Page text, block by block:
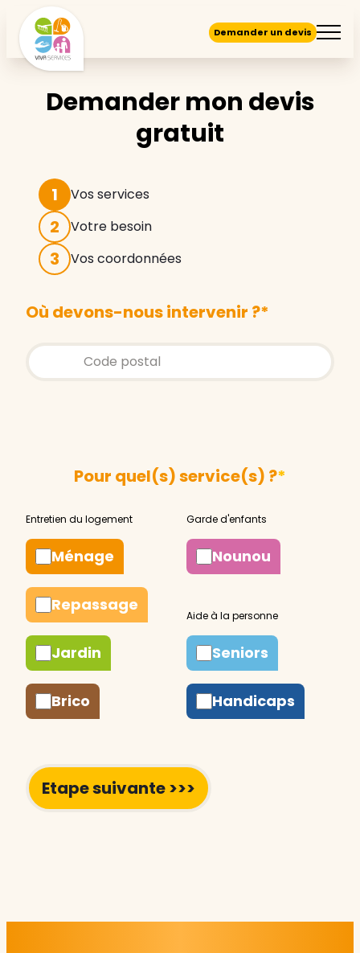
Demander un devis
Demander mon devis
gratuit
1 Vos services
2 Votre besoin
3 Vos coordonnées
Où devons-nous intervenir ?*
Store locator global - Autocompletion
Rechercher
Pour quel(s) service(s) ?*
Ménage
Repassage
Jardin
Brico
Nounou
Seniors
Handicaps